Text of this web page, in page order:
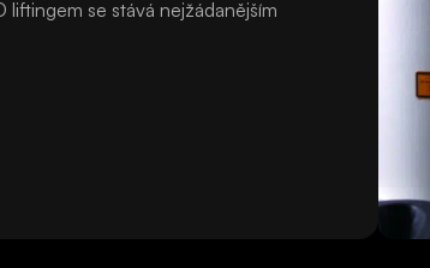
se stává nejžádanějším